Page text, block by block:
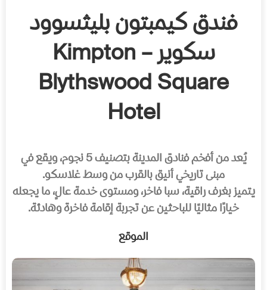
فندق كيمبتون بليثسوود
سكوير – Kimpton
Blythswood Square
Hotel
يُعد من أفخم فنادق المدينة بتصنيف 5 نجوم، ويقع في
مبنى تاريخي أنيق بالقرب من وسط غلاسكو.
يتميز بغرف راقية، سبا فاخر، ومستوى خدمة عالٍ، ما يجعله
خيارًا مثاليًا للباحثين عن تجربة إقامة فاخرة وهادئة.
الموقع